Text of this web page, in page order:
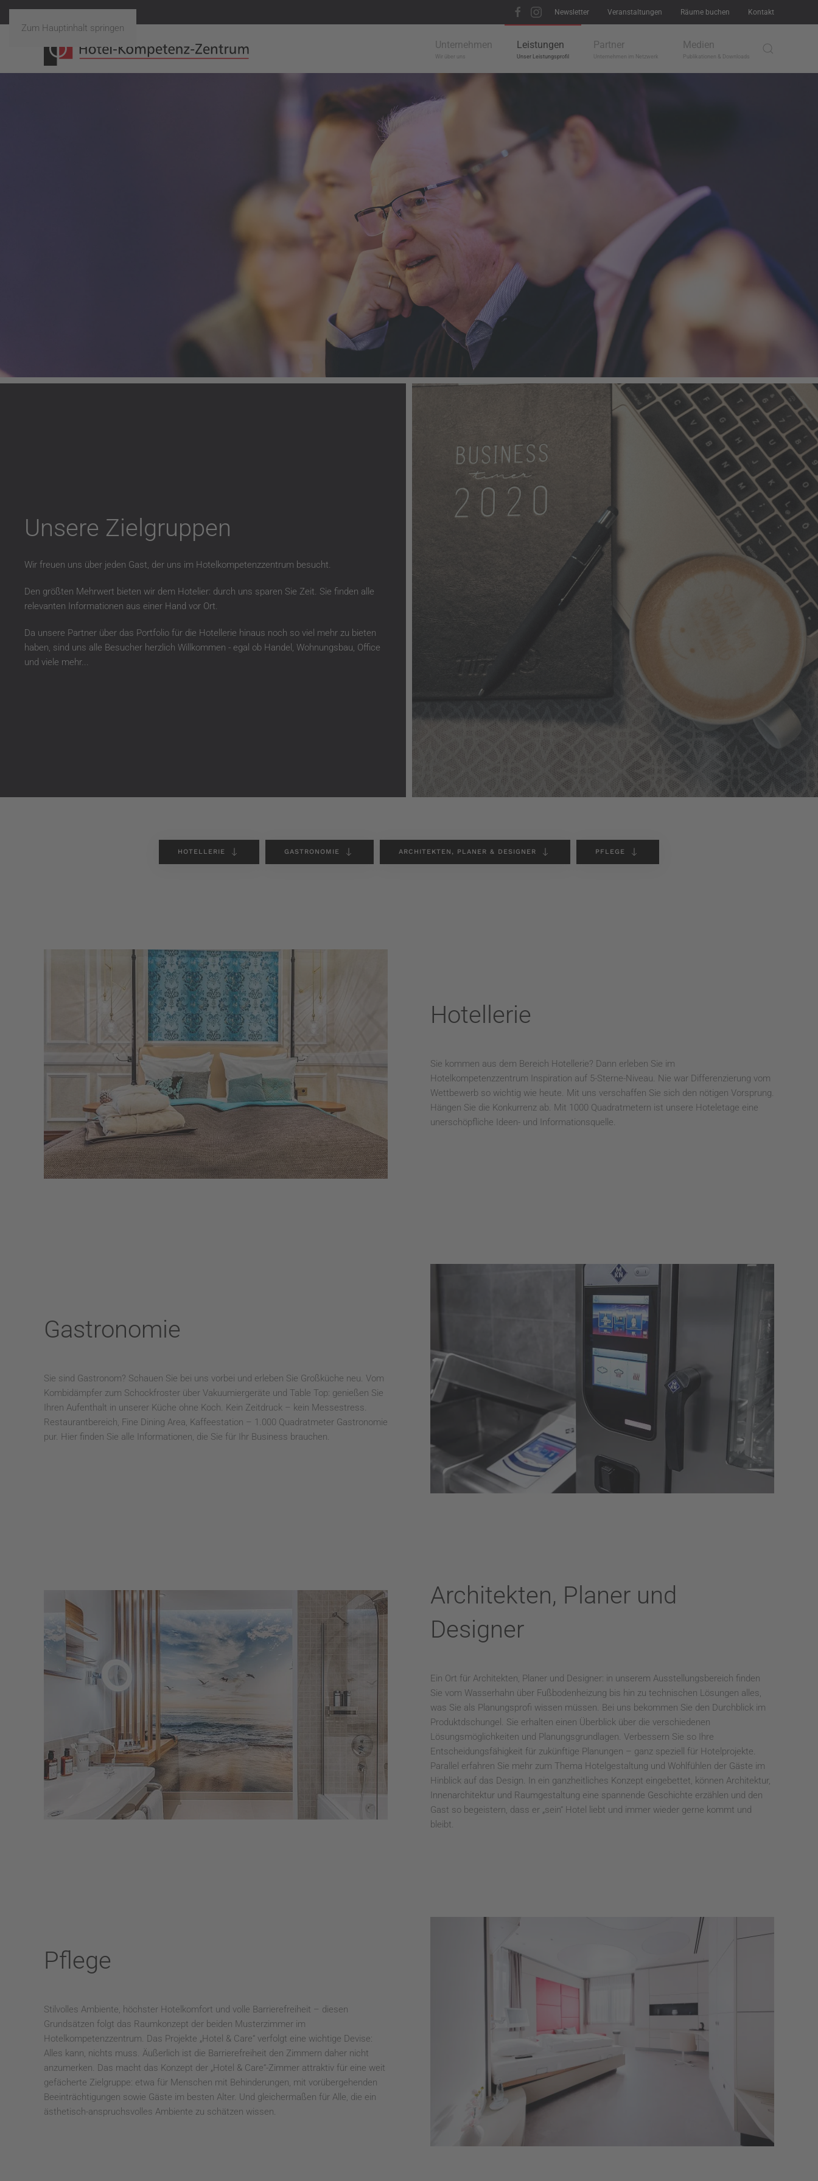
Zum Hauptinhalt springen
Newsletter Veranstaltungen Räume buchen Kontakt
Unternehmen
Wir über uns
Leistungen
Unser Leistungsprofil
Partner
Unternehmen im Netzwerk
Medien
Publikationen & Downloads
Unsere Zielgruppen
Wir freuen uns über jeden Gast, der uns im Hotelkompetenzzentrum besucht.
Den größten Mehrwert bieten wir dem Hotelier: durch uns sparen Sie Zeit. Sie finden alle
relevanten Informationen aus einer Hand vor Ort.
Da unsere Partner über das Portfolio für die Hotellerie hinaus noch so viel mehr zu bieten
haben, sind uns alle Besucher herzlich Willkommen - egal ob Handel, Wohnungsbau, Office
und viele mehr...
HOTELLERIE GASTRONOMIE ARCHITEKTEN, PLANER & DESIGNER PFLEGE
Hotellerie
Sie kommen aus dem Bereich Hotellerie? Dann erleben Sie im
Hotelkompetenzzentrum Inspiration auf 5-Sterne-Niveau. Nie war Differenzierung vom
Wettbewerb so wichtig wie heute. Mit uns verschaffen Sie sich den nötigen Vorsprung.
Hängen Sie die Konkurrenz ab. Mit 1000 Quadratmetern ist unsere Hoteletage eine
unerschöpfliche Ideen- und Informationsquelle.
Gastronomie
Sie sind Gastronom? Schauen Sie bei uns vorbei und erleben Sie Großküche neu. Vom
Kombidämpfer zum Schockfroster über Vakuumiergeräte und Table Top: genießen Sie
Ihren Aufenthalt in unserer Küche ohne Koch. Kein Zeitdruck – kein Messestress.
Restaurantbereich, Fine Dining Area, Kaffeestation – 1.000 Quadratmeter Gastronomie
pur. Hier finden Sie alle Informationen, die Sie für Ihr Business brauchen.
Architekten, Planer und
Designer
Ein Ort für Architekten, Planer und Designer: in unserem Ausstellungsbereich finden
Sie vom Wasserhahn über Fußbodenheizung bis hin zu technischen Lösungen alles,
was Sie als Planungsprofi wissen müssen. Bei uns bekommen Sie den Durchblick im
Produktdschungel. Sie erhalten einen Überblick über die verschiedenen
Lösungsmöglichkeiten und Planungsgrundlagen. Verbessern Sie so Ihre
Entscheidungsfähigkeit für zukünftige Planungen – ganz speziell für Hotelprojekte.
Parallel erfahren Sie mehr zum Thema Hotelgestaltung und Wohlfühlen der Gäste im
Hinblick auf das Design. In ein ganzheitliches Konzept eingebettet, können Architektur,
Innenarchitektur und Raumgestaltung eine spannende Geschichte erzählen und den
Gast so begeistern, dass er „sein“ Hotel liebt und immer wieder gerne kommt und
bleibt.
Pflege
Stilvolles Ambiente, höchster Hotelkomfort und volle Barrierefreiheit – diesen
Grundsätzen folgt das Raumkonzept der beiden Musterzimmer im
Hotelkompetenzzentrum. Das Projekte „Hotel & Care“ verfolgt eine wichtige Devise:
Alles kann, nichts muss. Äußerlich ist die Barrierefreiheit den Zimmern daher nicht
anzumerken. Das macht das Konzept der „Hotel & Care“-Zimmer attraktiv für eine weit
gefächerte Zielgruppe: etwa für Menschen mit Behinderungen, mit vorübergehenden
Beeinträchtigungen sowie Gäste im besten Alter. Und gleichermaßen für Alle, die ein
ästhetisch-anspruchsvolles Ambiente zu schätzen wissen.